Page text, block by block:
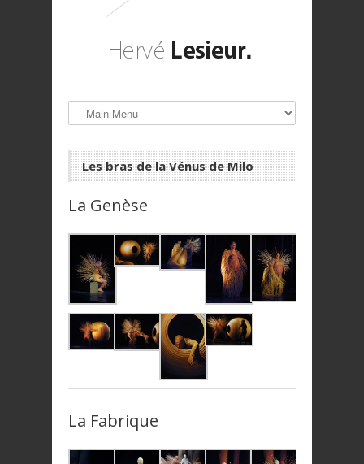
Les bras de la Vénus de Milo
La Genèse
La Fabrique